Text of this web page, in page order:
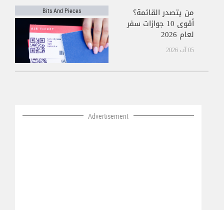
Bits And Pieces من يتصدر القائمة؟
أقوى 10 جوازات سفر
لعام 2026
05 آب 2026
Advertisement